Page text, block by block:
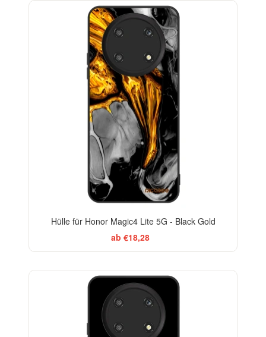
Hülle für Honor Magic4 Lite 5G - Black Gold
ab €18,28